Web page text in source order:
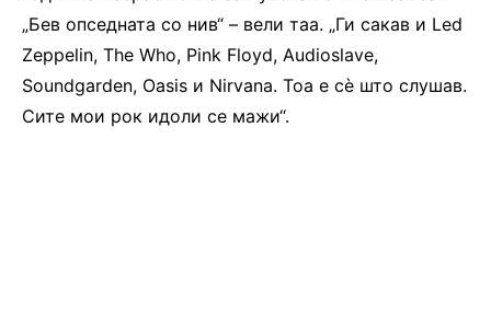
„Бев опседната со нив“ – вели таа. „Ги сакав и Led
Zeppelin, The Who, Pink Floyd, Audioslave,
Soundgarden, Oasis и Nirvana. Тоа е сè што слушав.
Сите мои рок идоли се мажи“.